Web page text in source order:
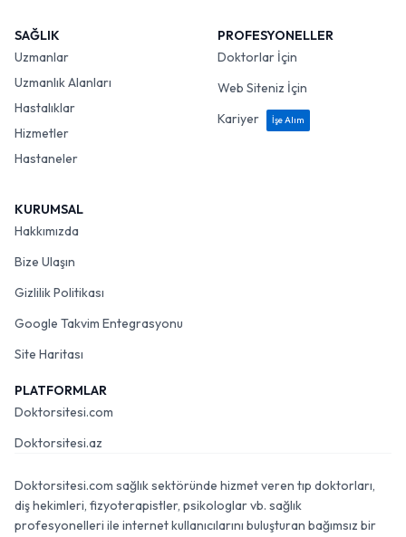
SAĞLIK
Uzmanlar
Uzmanlık Alanları
Hastalıklar
Hizmetler
Hastaneler
PROFESYONELLER
Doktorlar İçin
Web Siteniz İçin
Kariyer
İşe Alım
KURUMSAL
Hakkımızda
Bize Ulaşın
Gizlilik Politikası
Google Takvim Entegrasyonu
Site Haritası
PLATFORMLAR
Doktorsitesi.com
Doktorsitesi.az
Doktorsitesi.com sağlık sektöründe hizmet veren tıp doktorları,
diş hekimleri, fizyoterapistler, psikologlar vb. sağlık
profesyonelleri ile internet kullanıcılarını buluşturan bağımsız bir